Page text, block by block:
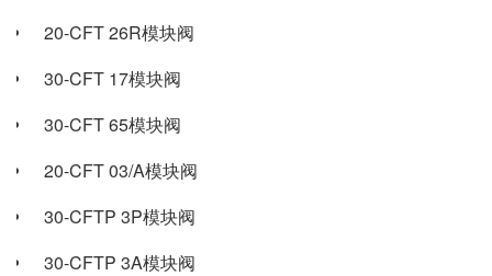
20-CFT 26R模块阀
30-CFT 17模块阀
30-CFT 65模块阀
20-CFT 03/A模块阀
30-CFTP 3P模块阀
30-CFTP 3A模块阀